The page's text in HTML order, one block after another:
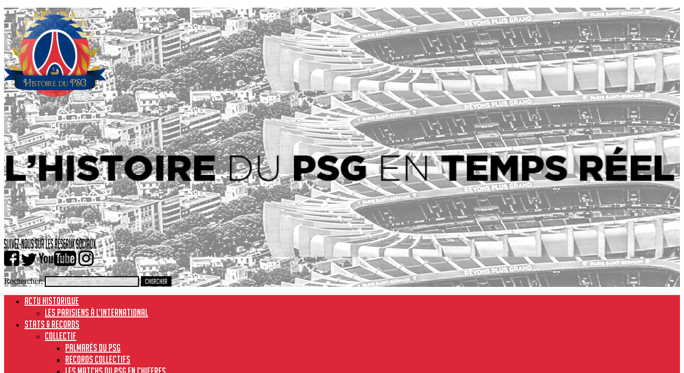
Rechercher:
ACTU HISTORIQUE
Les Parisiens à l’international
STATS & RECORDS
Collectif
Palmarès du PSG
Records collectifs